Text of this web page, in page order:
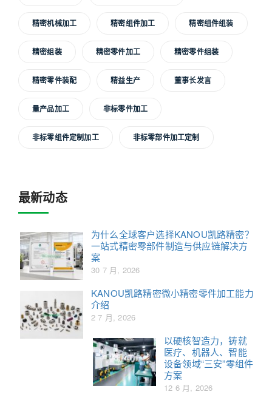
精密机械加工 精密组件加工 精密组件组装
精密组装 精密零件加工 精密零件组装
精密零件装配 精益生产 董事长发言
量产品加工 非标零件加工
非标零组件定制加工 非标零部件加工定制
最新动态
为什么全球客户选择KANOU凯路精密？
一站式精密零部件制造与供应链解决方
案
30 7 月, 2026
KANOU凯路精密微小精密零件加工能力
介绍
2 7 月, 2026
以硬核智造力，铸就
医疗、机器人、智能
设备领域“三安”零组件
方案
12 6 月, 2026